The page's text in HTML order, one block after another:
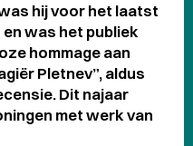
hij voor het laatst
was het publiek
hommage aan
Pletnev”, aldus
Dit najaar
met werk van